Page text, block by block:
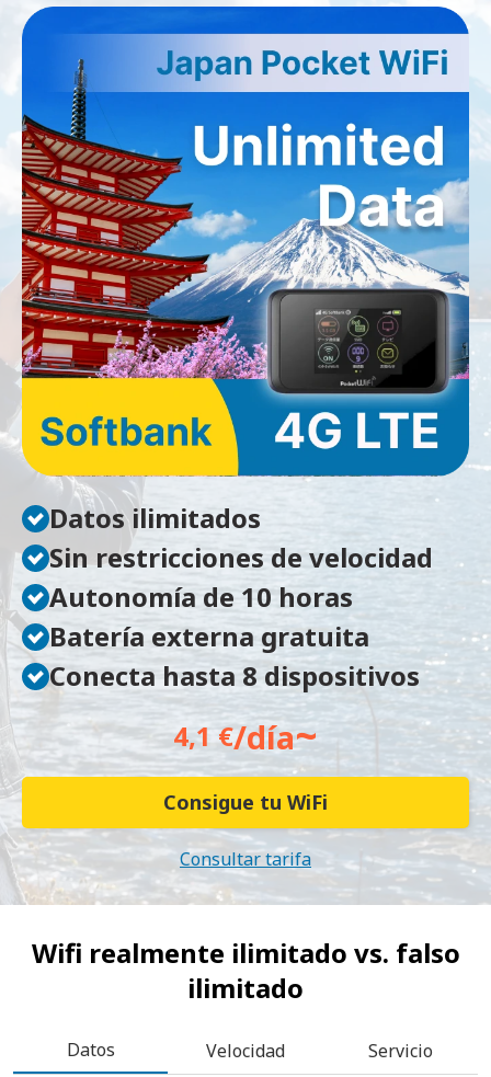
Datos ilimitados
Sin restricciones de velocidad
Autonomía de 10 horas
Batería externa gratuita
Conecta hasta 8 dispositivos
4,1 €/día~
Consigue tu WiFi
Consultar tarifa
Wifi realmente ilimitado vs. falso
ilimitado
Datos Velocidad Servicio